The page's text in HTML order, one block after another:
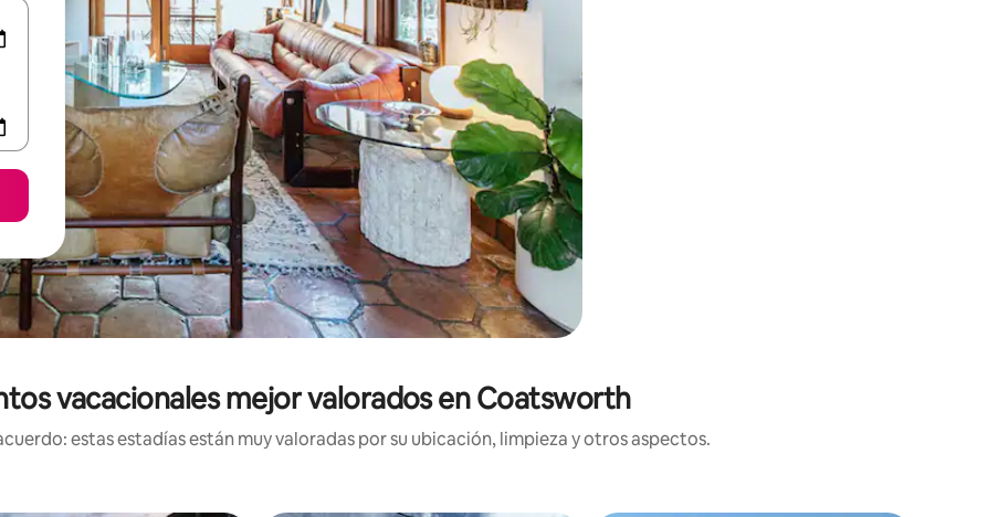
vacacionales mejor valorados en Coatsworth
estas estadías están muy valoradas por su ubicación, limpieza y otros aspectos.